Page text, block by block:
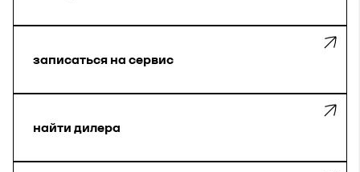
записаться на сервис
найти дилера